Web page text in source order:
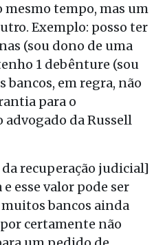
mesmo tempo, mas um
Exemplo: posso ter
(sou dono de uma
1 debênture (sou
bancos, em regra, não
para o
advogado daRussell
da recuperação judicial]
esse valor pode ser
bancos ainda
certamente não